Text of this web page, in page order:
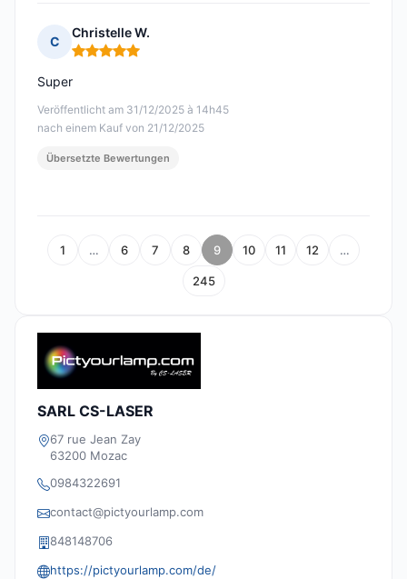
C
Christelle W.
Hinweis: 5 von 5
Veröffentlicht am 31/12/2025 à 14h45
nach einem Kauf von 21/12/2025
Super
Übersetzte Bewertungen
1 … 6 7 8 9 10 11 12 …
245
SARL CS-LASER
67 rue Jean Zay
63200 Mozac
0984322691
contact@pictyourlamp.com
848148706
https://pictyourlamp.com/de/